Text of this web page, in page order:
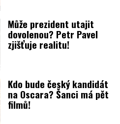
Může prezident utajit
dovolenou? Petr Pavel
zjišťuje realitu!
Kdo bude český kandidát
na Oscara? Šanci má pět
filmů!